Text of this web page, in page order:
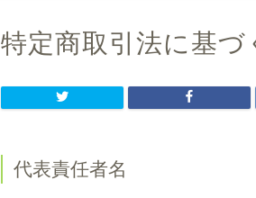
特定商取引法に基づ
代表責任者名